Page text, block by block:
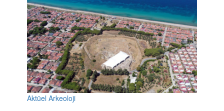
Aktüel Arkeoloji